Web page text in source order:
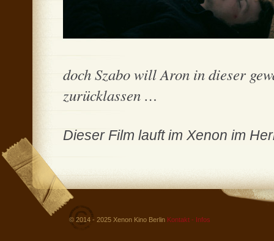
doch Szabo will Aron in dieser
zurücklassen …
Dieser Film lauft im Xenon im
© 2014 - 2025 Xenon Kino Berlin Kontakt - Infos